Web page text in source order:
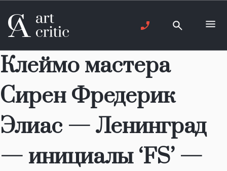
Клеймо мастера
Сирен Фредерик
Элиас — Ленинград
— инициалы ‘FS’ —